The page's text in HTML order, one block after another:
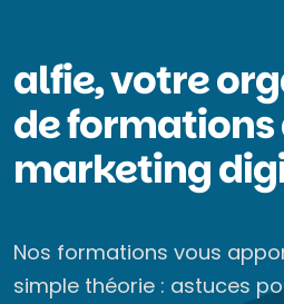
alfie, votre
de formations
marketing
Nos formations vous
simple théorie : astuces